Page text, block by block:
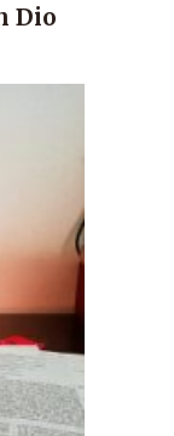
Dio